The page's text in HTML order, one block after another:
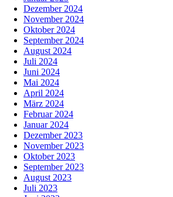
Dezember 2024
November 2024
Oktober 2024
September 2024
August 2024
Juli 2024
Juni 2024
Mai 2024
April 2024
März 2024
Februar 2024
Januar 2024
Dezember 2023
November 2023
Oktober 2023
September 2023
August 2023
Juli 2023